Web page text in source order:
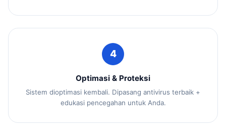
4
Optimasi & Proteksi
Sistem dioptimasi kembali. Dipasang antivirus terbaik +
edukasi pencegahan untuk Anda.